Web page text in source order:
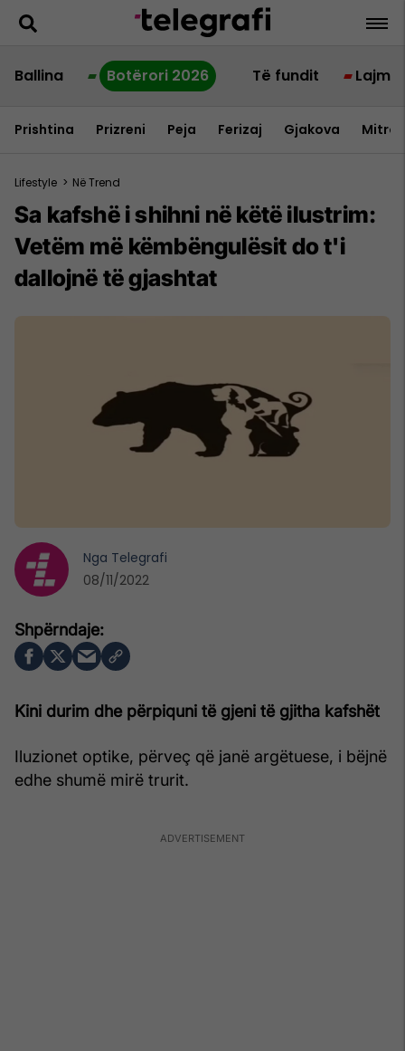
Ballina Botërori 2026 Të fundit Lajme
Prishtina Prizreni Peja Ferizaj Gjakova
Lifestyle > Në Trend
Sa kafshë i shihni në këtë ilustrim:
Vetëm më këmbëngulësit do t'i
dallojnë të gjashtat
Kini durim dhe përpiquni të gjeni të gjitha kafshët
Iluzionet optike, përveç që janë argëtuese, i bëjnë
edhe shumë mirë trurit.
Nga Telegrafi
08/11/2022